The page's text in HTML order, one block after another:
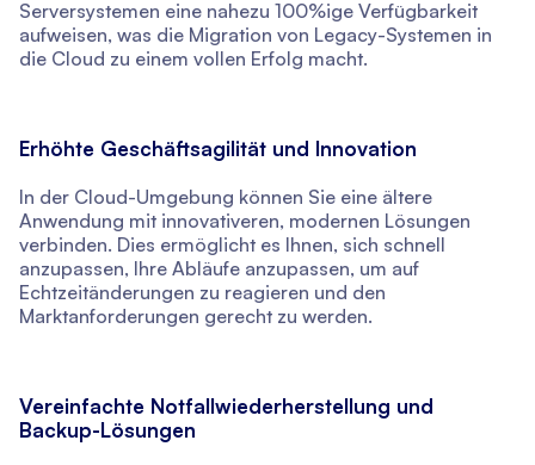
Serversystemen eine nahezu 100%ige Verfügbarkeit
aufweisen, was die Migration von Legacy-Systemen in
die Cloud zu einem vollen Erfolg macht.
Erhöhte Geschäftsagilität und Innovation
In der Cloud-Umgebung können Sie eine ältere
Anwendung mit innovativeren, modernen Lösungen
verbinden. Dies ermöglicht es Ihnen, sich schnell
anzupassen, Ihre Abläufe anzupassen, um auf
Echtzeitänderungen zu reagieren und den
Marktanforderungen gerecht zu werden.
Vereinfachte Notfallwiederherstellung und
Backup-Lösungen